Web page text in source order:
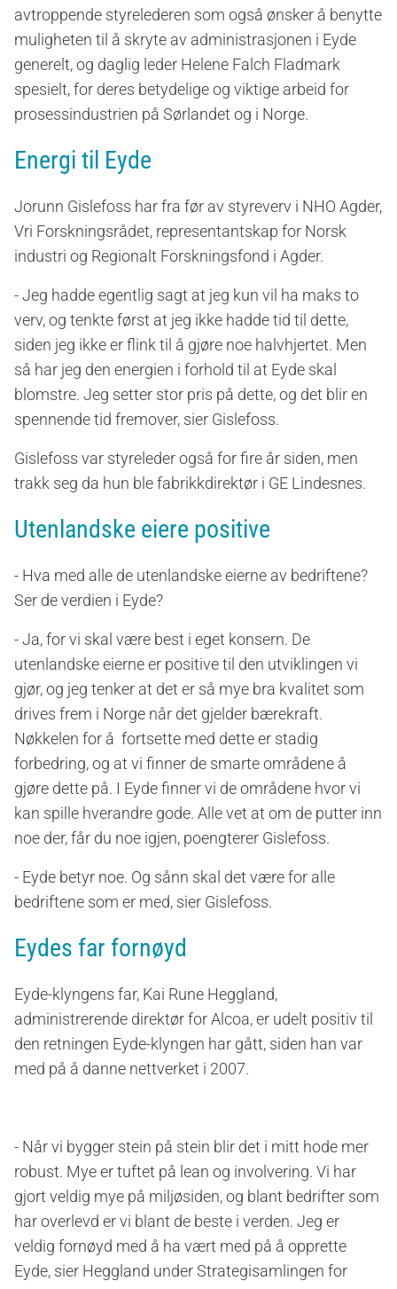
avtroppende styrelederen som også ønsker å benytte
muligheten til å skryte av administrasjonen i Eyde
generelt, og daglig leder Helene Falch Fladmark
spesielt, for deres betydelige og viktige arbeid for
prosessindustrien på Sørlandet og i Norge.
Energi til Eyde
Jorunn Gislefoss har fra før av styreverv i NHO Agder,
Vri Forskningsrådet, representantskap for Norsk
industri og Regionalt Forskningsfond i Agder.
- Jeg hadde egentlig sagt at jeg kun vil ha maks to
verv, og tenkte først at jeg ikke hadde tid til dette,
siden jeg ikke er flink til å gjøre noe halvhjertet. Men
så har jeg den energien i forhold til at Eyde skal
blomstre. Jeg setter stor pris på dette, og det blir en
spennende tid fremover, sier Gislefoss.
Gislefoss var styreleder også for fire år siden, men
trakk seg da hun ble fabrikkdirektør i GE Lindesnes.
Utenlandske eiere positive
- Hva med alle de utenlandske eierne av bedriftene?
Ser de verdien i Eyde?
- Ja, for vi skal være best i eget konsern. De
utenlandske eierne er positive til den utviklingen vi
gjør, og jeg tenker at det er så mye bra kvalitet som
drives frem i Norge når det gjelder bærekraft.
Nøkkelen for å fortsette med dette er stadig
forbedring, og at vi finner de smarte områdene å
gjøre dette på. I Eyde finner vi de områdene hvor vi
kan spille hverandre gode. Alle vet at om de putter inn
noe der, får du noe igjen, poengterer Gislefoss.
- Eyde betyr noe. Og sånn skal det være for alle
bedriftene som er med, sier Gislefoss.
Eydes far fornøyd
Eyde-klyngens far, Kai Rune Heggland,
administrerende direktør for Alcoa, er udelt positiv til
den retningen Eyde-klyngen har gått, siden han var
med på å danne nettverket i 2007.
- Når vi bygger stein på stein blir det i mitt hode mer
robust. Mye er tuftet på lean og involvering. Vi har
gjort veldig mye på miljøsiden, og blant bedrifter som
har overlevd er vi blant de beste i verden. Jeg er
veldig fornøyd med å ha vært med på å opprette
Eyde, sier Heggland under Strategisamlingen for